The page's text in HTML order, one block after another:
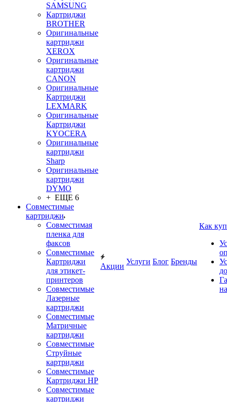
SAMSUNG
Картриджи
BROTHER
Оригинальные
картриджи
XEROX
Оригинальные
картриджи
CANON
Оригинальные
Картриджи
LEXMARK
Оригинальные
Картриджи
KYOCERA
Оригинальные
картриджи
Sharp
Оригинальные
картриджи
DYMO
+ ЕЩЕ 6
Совместимые
картриджи
Совместимая
пленка для
факсов
Совместимые
Картриджи
для этикет-
принтеров
Совместимые
Лазерные
картриджи
Совместимые
Матричные
картриджи
Совместимые
Струйные
картриджи
Совместимые
Картриджи HP
Совместимые
картриджи
Акции
Услуги Блог Бренды
Как